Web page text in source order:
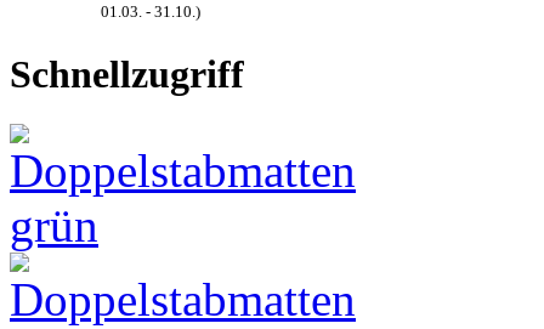
01.03. - 31.10.)
Schnellzugriff